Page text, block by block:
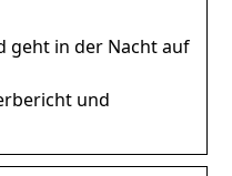
geht in der Nacht auf
und